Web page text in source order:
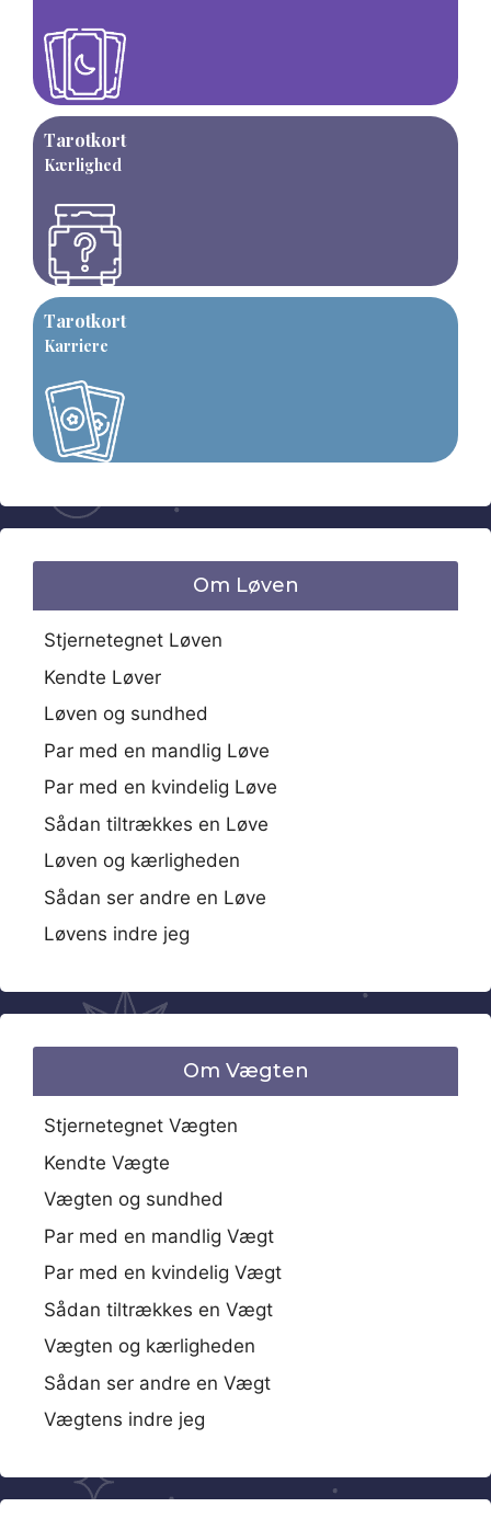
Tarotkort
Kærlighed
Tarotkort
Karriere
Om Løven
Stjernetegnet Løven
Kendte Løver
Løven og sundhed
Par med en mandlig Løve
Par med en kvindelig Løve
Sådan tiltrækkes en Løve
Løven og kærligheden
Sådan ser andre en Løve
Løvens indre jeg
Om Vægten
Stjernetegnet Vægten
Kendte Vægte
Vægten og sundhed
Par med en mandlig Vægt
Par med en kvindelig Vægt
Sådan tiltrækkes en Vægt
Vægten og kærligheden
Sådan ser andre en Vægt
Vægtens indre jeg